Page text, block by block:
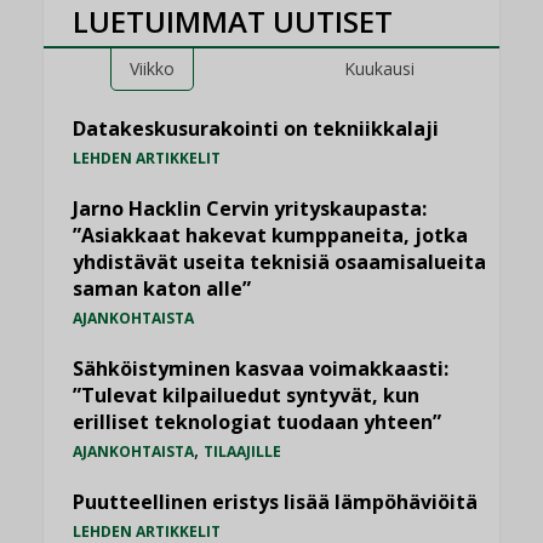
LUETUIMMAT UUTISET
Viikko Kuukausi
Datakeskusurakointi on tekniikkalaji
LEHDEN ARTIKKELIT
Jarno Hacklin Cervin yrityskaupasta:
”Asiakkaat hakevat kumppaneita, jotka
yhdistävät useita teknisiä osaamisalueita
saman katon alle”
AJANKOHTAISTA
Sähköistyminen kasvaa voimakkaasti:
”Tulevat kilpailuedut syntyvät, kun
erilliset teknologiat tuodaan yhteen”
AJANKOHTAISTA, TILAAJILLE
Puutteellinen eristys lisää lämpöhäviöitä
LEHDEN ARTIKKELIT